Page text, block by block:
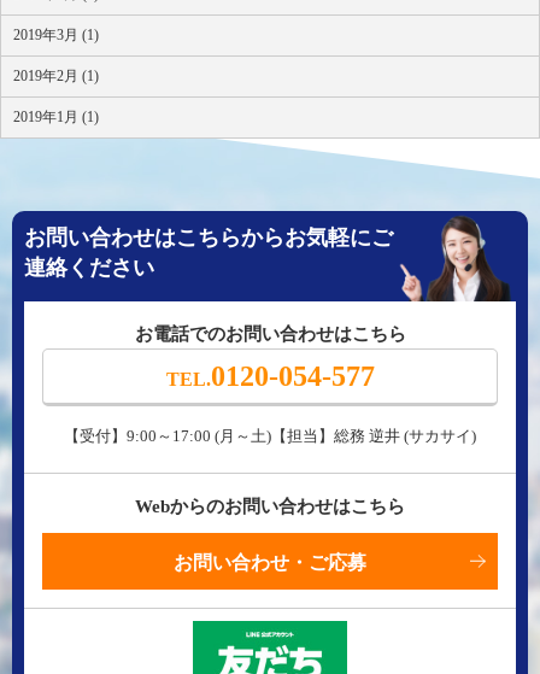
2019年3月 (1)
2019年2月 (1)
2019年1月 (1)
お問い合わせはこちらからお気軽にご
連絡ください
お電話でのお問い合わせはこちら
TEL.0120-054-577
【受付】9:00～17:00 (月～土)【担当】総務 逆井 (サカサイ)
Webからのお問い合わせはこちら
お問い合わせ・ご応募